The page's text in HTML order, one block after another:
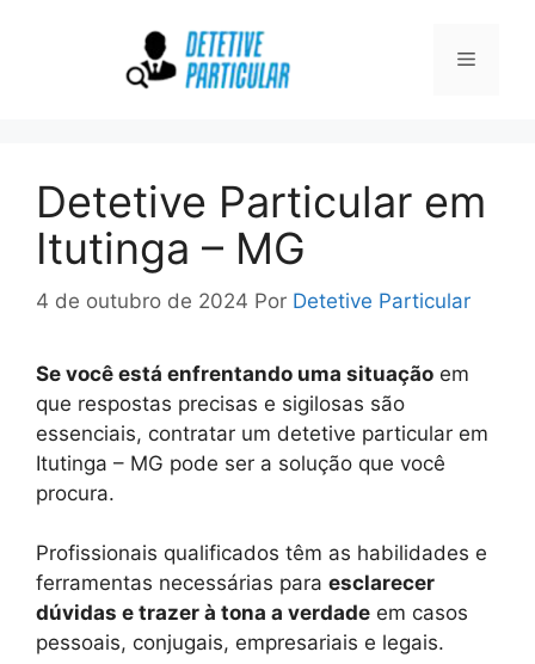
Menu
Detetive Particular em
Itutinga – MG
4 de outubro de 2024 Por Detetive Particular
Se você está enfrentando uma situação em
que respostas precisas e sigilosas são
essenciais, contratar um detetive particular em
Itutinga – MG pode ser a solução que você
procura.
Profissionais qualificados têm as habilidades e
ferramentas necessárias para esclarecer
dúvidas e trazer à tona a verdade em casos
pessoais, conjugais, empresariais e legais.